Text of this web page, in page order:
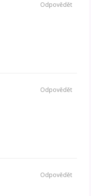
Odpovědět
Odpovědět
Odpovědět